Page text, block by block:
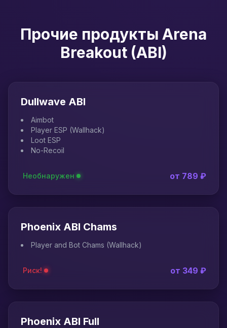
Прочие продукты Arena
Breakout (ABI)
Dullwave ABI
Aimbot
Player ESP (Wallhack)
Loot ESP
No-Recoil
Необнаружен от 789 ₽
Phoenix ABI Chams
Player and Bot Chams (Wallhack)
Риск! от 349 ₽
Phoenix ABI Full